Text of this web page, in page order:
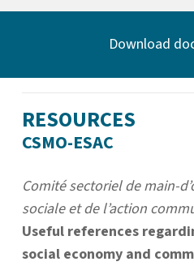
Download
RESOURCES
CSMO-ESAC
Comité sectoriel de main-
sociale et de l’action
Useful references
social economy and